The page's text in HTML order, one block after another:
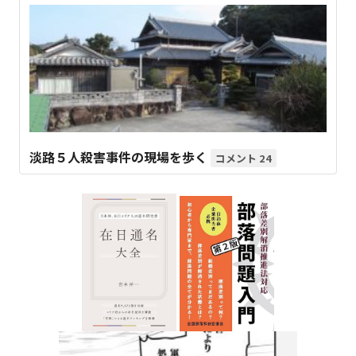
淡路５人殺害事件の現場を歩く 24